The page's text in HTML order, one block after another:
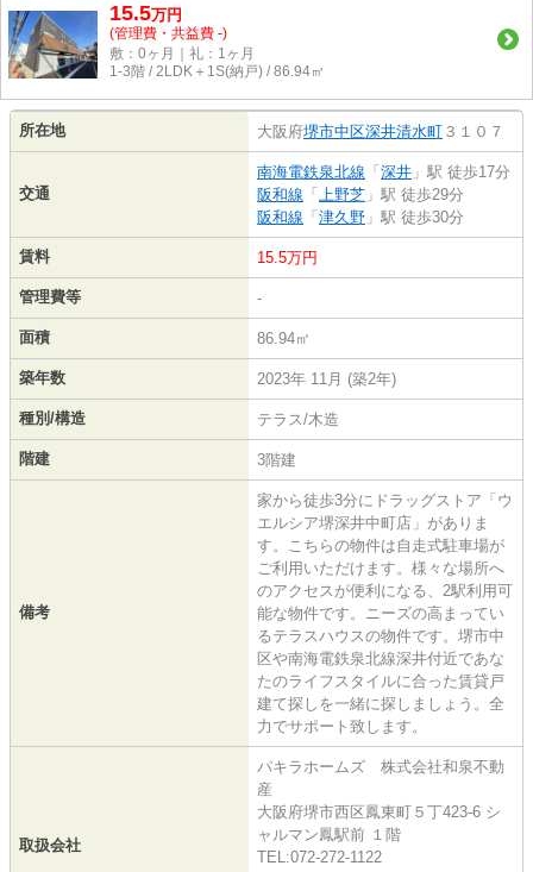
15.5万円
(管理費・共益費 -)
敷：0ヶ月｜礼：1ヶ月
1-3階 / 2LDK＋1S(納戸) / 86.94㎡
所在地 大阪府堺市中区深井清水町 ３１０７
交通
南海電鉄泉北線 「 深井 」駅 徒歩17分
阪和線 「 上野芝 」駅 徒歩29分
阪和線 「 津久野 」駅 徒歩30分
賃料 15.5万円
管理費等 -
面積 86.94㎡
築年数 2023年 11月 (築2年)
種別/構造 テラス/木造
階建 3階建
備考
家から徒歩3分にドラッグストア「ウ
エルシア堺深井中町店」がありま
す。こちらの物件は自走式駐車場が
ご利用いただけます。様々な場所へ
のアクセスが便利になる、2駅利用可
能な物件です。ニーズの高まってい
るテラスハウスの物件です。堺市中
区や南海電鉄泉北線深井付近であな
たのライフスタイルに合った賃貸戸
建て探しを一緒に探しましょう。全
力でサポート致します。
取扱会社
パキラホームズ 株式会社和泉不動
産
大阪府堺市西区鳳東町５丁423-6 シ
ャルマン鳳駅前 １階
TEL:072-272-1122